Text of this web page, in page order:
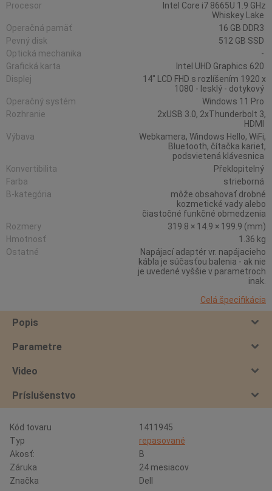
Procesor
Intel Core i7 8665U 1.9 GHz
Whiskey Lake
Operačná pamäť
16 GB DDR3
Pevný disk
512 GB SSD
Optická mechanika
-
Grafická karta
Intel UHD Graphics 620
Displej
14" LCD FHD s rozlíšením 1920 x
1080 - lesklý - dotykový
Operačný systém
Windows 11 Pro
Rozhranie
2xUSB 3.0, 2xThunderbolt 3,
HDMI
Výbava
Webkamera, Windows Hello, WiFi,
Bluetooth, čítačka kariet,
podsvietená klávesnica
Konvertibilita
Překlopitelný
Farba
strieborná
B-kategória
môže obsahovať drobné
kozmetické vady alebo
čiastočné funkčné obmedzenia
Rozmery
319.8 × 14.9 × 199.9 (mm)
Hmotnosť
1.36 kg
Ostatné
Napájací adaptér vr. napájacieho
kábla je súčasťou balenia - ak nie
je uvedené vyššie v parametroch
inak.
Celá špecifikácia
Popis
Parametre
Video
Príslušenstvo
Kód tovaru
1411945
Typ
repasované
Akosť:
B
Záruka
24 mesiacov
Značka
Dell